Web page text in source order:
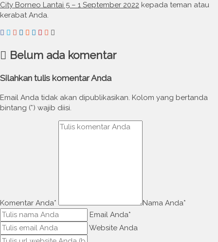
City Borneo Lantai 5 – 1 September 2022 kepada teman atau
kerabat Anda.
Belum ada komentar
Silahkan tulis komentar Anda
Email Anda tidak akan dipublikasikan. Kolom yang bertanda
bintang (*) wajib diisi.
Komentar Anda* Nama Anda*
Email Anda*
Website Anda